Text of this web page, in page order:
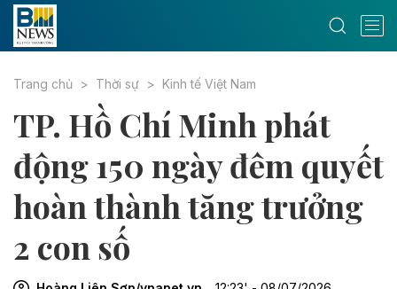
Trang chủ Thời sự Kinh tế Việt Nam
TP. Hồ Chí Minh phát
động 150 ngày đêm quyết
hoàn thành tăng trưởng
2 con số